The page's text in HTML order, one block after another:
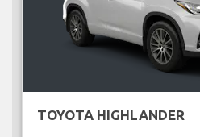
TOYOTA HIGHLANDER